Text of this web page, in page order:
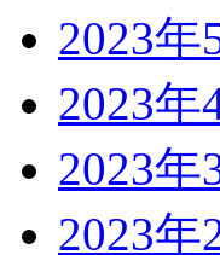
2023年
2023年
2023年
2023年